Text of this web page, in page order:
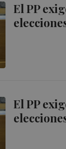
El PP
El PP